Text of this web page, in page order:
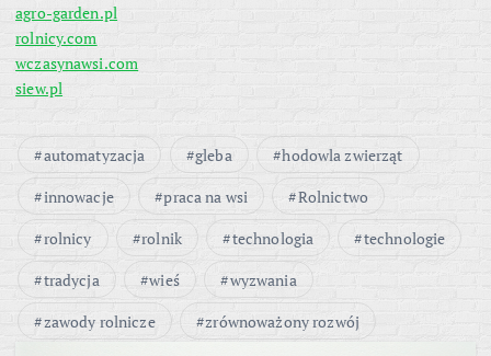
agro-garden.pl
rolnicy.com
wczasynawsi.com
siew.pl
automatyzacja gleba
hodowla zwierząt
innowacje
praca na wsi
Rolnictwo
rolnicy
rolnik technologia
technologie
tradycja
wieś
wyzwania
zawody rolnicze
zrównoważony rozwój